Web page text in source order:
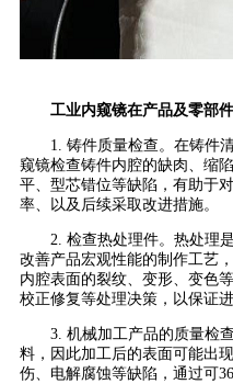
工业内窥镜在产品及零部
1. 铸件质量检查。在铸件
窥镜检查铸件内腔的缺肉、缩
平、型芯错位等缺陷，有助于
率、以及后续采取改进措施。
2. 检查热处理件。热处理
改善产品宏观性能的制作工艺
内腔表面的裂纹、变形、变色
校正修复等处理决策，以保证
3. 机械加工产品的质量检
料，因此加工后的表面可能出
伤、电解腐蚀等缺陷，通过可